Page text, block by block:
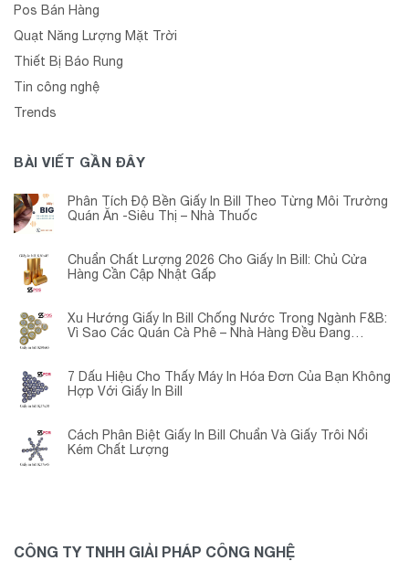
Pos Bán Hàng
Quạt Năng Lượng Mặt Trời
Thiết Bị Báo Rung
Tin công nghệ
Trends
BÀI VIẾT GẦN ĐÂY
Phân Tích Độ Bền Giấy In Bill Theo Từng Môi Trường
Quán Ăn -Siêu Thị – Nhà Thuốc
Chuẩn Chất Lượng 2026 Cho Giấy In Bill: Chủ Cửa
Hàng Cần Cập Nhật Gấp
Xu Hướng Giấy In Bill Chống Nước Trong Ngành F&B:
Vì Sao Các Quán Cà Phê – Nhà Hàng Đều Đang
7 Dấu Hiệu Cho Thấy Máy In Hóa Đơn Của Bạn Không
Hợp Với Giấy In Bill
Cách Phân Biệt Giấy In Bill Chuẩn Và Giấy Trôi Nổi
Kém Chất Lượng
CÔNG TY TNHH GIẢI PHÁP CÔNG NGHỆ